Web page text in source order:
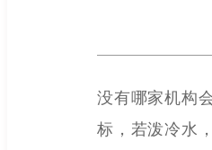
没有哪家机构
标，若泼冷水